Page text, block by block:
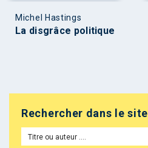
Michel Hastings
La disgrâce politique
Rechercher dans le site